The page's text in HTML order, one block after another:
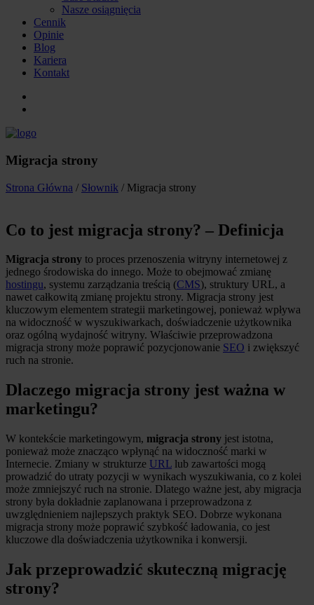
Nasze osiągnięcia
Cennik
Opinie
Blog
Kariera
Kontakt
Migracja strony
Strona Główna / Słownik / Migracja strony
Co to jest migracja strony? – Definicja
Migracja strony to proces przenoszenia witryny internetowej z
jednego środowiska do innego. Może to obejmować zmianę
hostingu, systemu zarządzania treścią (CMS), struktury URL, a
nawet całkowitą zmianę projektu strony. Migracja strony jest
kluczowym elementem strategii marketingowej, ponieważ wpływa
na widoczność w wyszukiwarkach, doświadczenie użytkownika
oraz ogólną wydajność witryny. Właściwie przeprowadzona
migracja strony może poprawić pozycjonowanie SEO i zwiększyć
ruch na stronie.
Dlaczego migracja strony jest ważna w
marketingu?
W kontekście marketingowym, migracja strony jest istotna,
ponieważ może znacząco wpłynąć na widoczność marki w
Internecie. Zmiany w strukturze URL lub zawartości mogą
prowadzić do utraty pozycji w wynikach wyszukiwania, co z kolei
może zmniejszyć ruch na stronie. Dlatego ważne jest, aby migracja
strony była dokładnie zaplanowana i przeprowadzona z
uwzględnieniem najlepszych praktyk SEO. Dobrze wykonana
migracja strony może poprawić szybkość ładowania, co jest
kluczowe dla doświadczenia użytkownika i konwersji.
Jak przeprowadzić skuteczną migrację
strony?